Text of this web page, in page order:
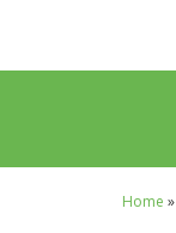
Home »